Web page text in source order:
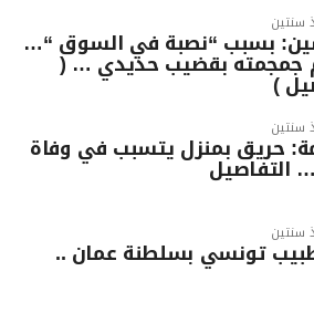
سنتين
بسبب “نصبة في السوق “…
بقضيب حديدي … (
)
سنتين
حريق بمنزل يتسبب في وفاة
سنتين
تونسي بسلطنة عمان ..